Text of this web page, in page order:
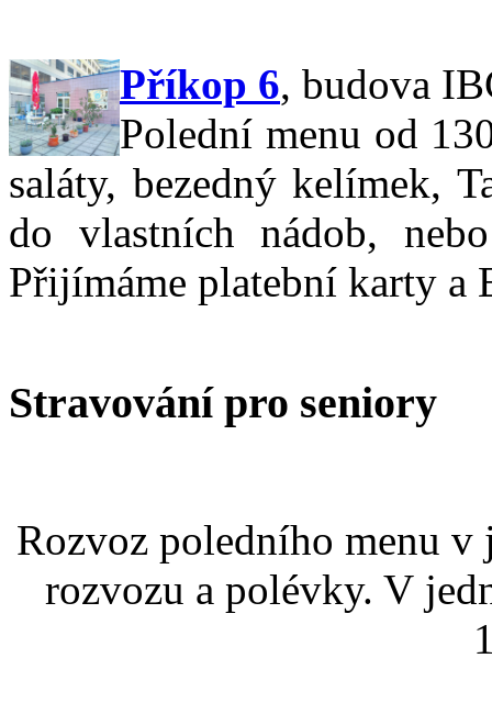
Příkop 6, budova
Polední menu od
saláty, bezedný kelímek,
do vlastních nádob,
Přijímáme platební karty a
Stravovánípro seniory
Rozvoz poledního menu
rozvozu a polévky. V